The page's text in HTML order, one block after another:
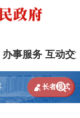
办事服务 互动交

 长者模式